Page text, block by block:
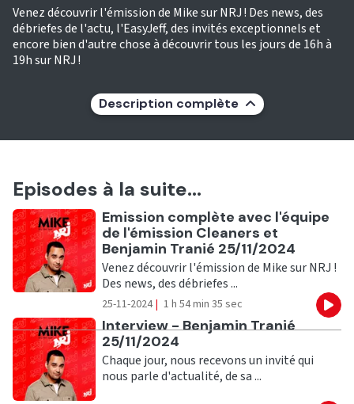
Venez découvrir l'émission de Mike sur NRJ ! Des news, des
débriefes de l'actu, l'EasyJeff, des invités exceptionnels et
encore bien d'autre chose à découvrir tous les jours de 16h à
19h sur NRJ !
Description complète
Episodes à la suite...
Ecouter
Emission complète avec l'équipe
de l'émission Cleaners et
Benjamin Tranié 25/11/2024
Venez découvrir l'émission de Mike sur NRJ !
Des news, des débriefes ...
25-11-2024 | 1 h 54 min 35 sec
Ecouter
Interview - Benjamin Tranié
25/11/2024
Chaque jour, nous recevons un invité qui
nous parle d'actualité, de sa ...